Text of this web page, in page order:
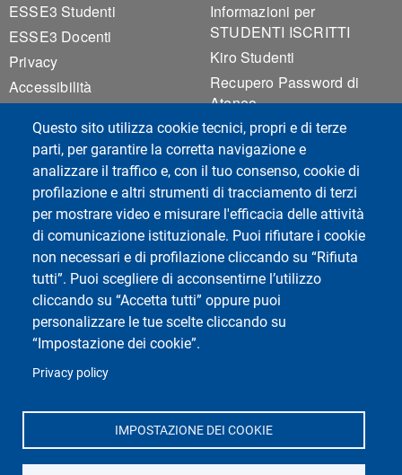
Questo sito utilizza cookie tecnici, propri e di terze
parti, per garantire la corretta navigazione e
analizzare il traffico e, con il tuo consenso, cookie di
profilazione e altri strumenti di tracciamento di terzi
per mostrare video e misurare l'efficacia delle attività
di comunicazione istituzionale. Puoi rifiutare i cookie
non necessari e di profilazione cliccando su “Rifiuta
tutti”. Puoi scegliere di acconsentirne l’utilizzo
cliccando su “Accetta tutti” oppure puoi
personalizzare le tue scelte cliccando su
“Impostazione dei cookie”.
Privacy policy
IMPOSTAZIONE DEI COOKIE
ESSE3 Studenti
ESSE3 Docenti
Privacy
Accessibilità
Cookie settings
Informazioni per
STUDENTI ISCRITTI
Kiro Studenti
Recupero Password di
Ateneo
Sicurezza
Social del corso di laurea